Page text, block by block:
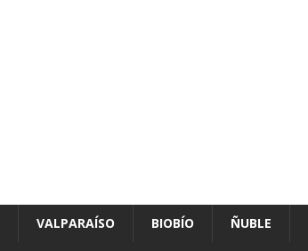
VALPARAÍSO BIOBÍO ÑUBLE